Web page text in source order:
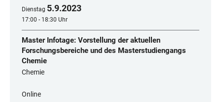
Dienstag 5.9.2023
17:00 - 18:30 Uhr
Master Infotage: Vorstellung der aktuellen
Forschungsbereiche und des Masterstudiengangs
Chemie
Chemie
Online